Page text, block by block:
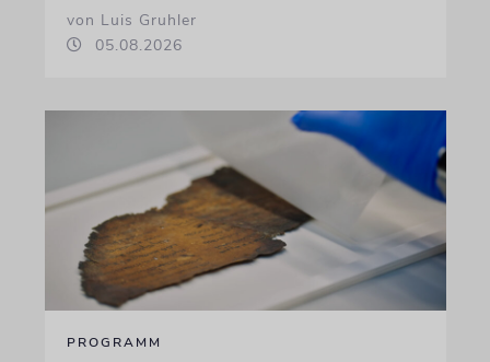
von Luis Gruhler
05.08.2026
PROGRAMM